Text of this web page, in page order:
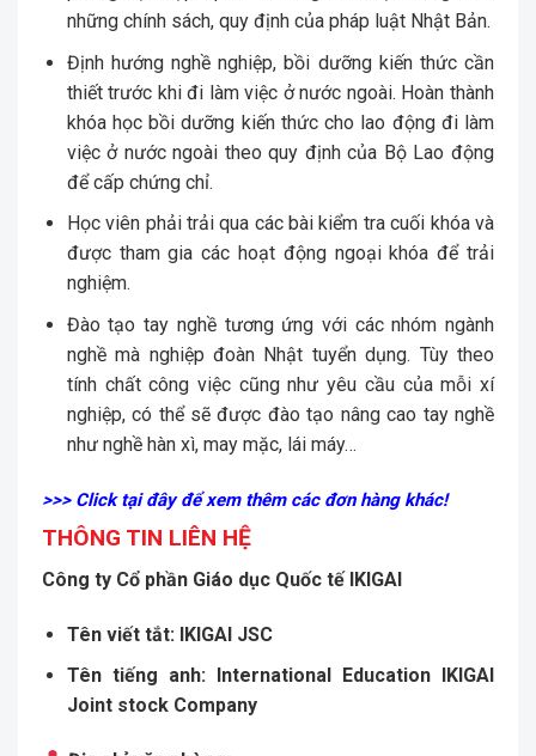
những chính sách, quy định của pháp luật Nhật Bản.
Định hướng nghề nghiệp, bồi dưỡng kiến thức cần
thiết trước khi đi làm việc ở nước ngoài. Hoàn thành
khóa học bồi dưỡng kiến thức cho lao động đi làm
việc ở nước ngoài theo quy định của Bộ Lao động
để cấp chứng chỉ.
Học viên phải trải qua các bài kiểm tra cuối khóa và
được tham gia các hoạt động ngoại khóa để trải
nghiệm.
Đào tạo tay nghề tương ứng với các nhóm ngành
nghề mà nghiệp đoàn Nhật tuyển dụng. Tùy theo
tính chất công việc cũng như yêu cầu của mỗi xí
nghiệp, có thể sẽ được đào tạo nâng cao tay nghề
như nghề hàn xì, may mặc, lái máy…
>>> Click tại đây để xem thêm các đơn hàng khác!
THÔNG TIN LIÊN HỆ
Công ty Cổ phần Giáo dục Quốc tế IKIGAI
Tên viết tắt: IKIGAI JSC
Tên tiếng anh:
International Education IKIGAI
Joint stock Company